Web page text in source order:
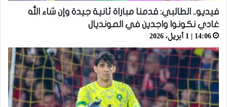
فيديو.. الطالبي: قدمنا مباراة ثانية جيدة وإن شاء الله
غادي نكونوا واجدين في المونديال
14:06 | 1 أبريل، 2026